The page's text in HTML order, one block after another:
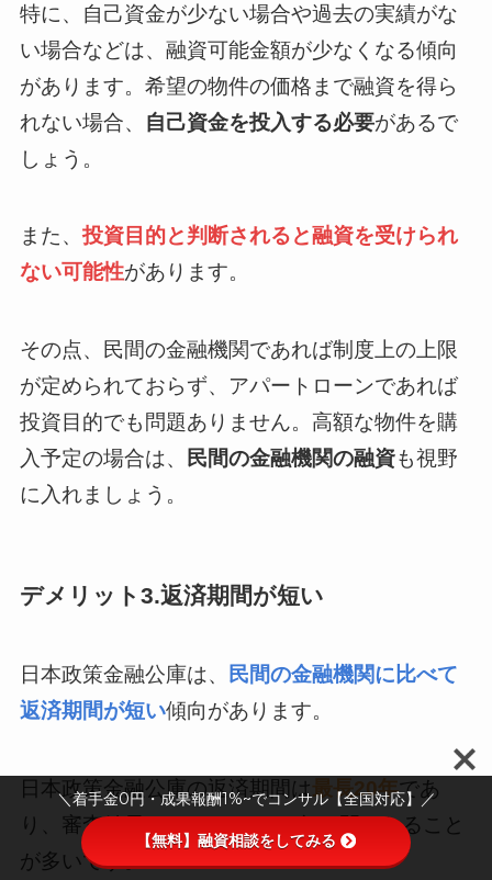
特に、自己資金が少ない場合や過去の実績がな
い場合などは、融資可能金額が少なくなる傾向
があります。希望の物件の価格まで融資を得ら
れない場合、 自己資金を投入する必要があるで
しょう。
また、投資目的と判断されると融資を受けられ
ない可能性があります。
その点、民間の金融機関であれば制度上の上限
が定められておらず、アパートローンであれば
投資目的でも問題ありません。高額な物件を購
入予定の場合は、
民間の金融機関の融資も視野
に入れましょう。
デメリット3.返済期間が短い
日本政策金融公庫は、 民間の金融機関に比べて
返済期間が短い傾向があります。
日本政策金融公庫の返済期間は最長20年であ
り、審査結果によって10～20年の間になること
が多いです。
＼着手金0円・成果報酬1%~でコンサル【全国対応】／
【無料】融資相談をしてみる